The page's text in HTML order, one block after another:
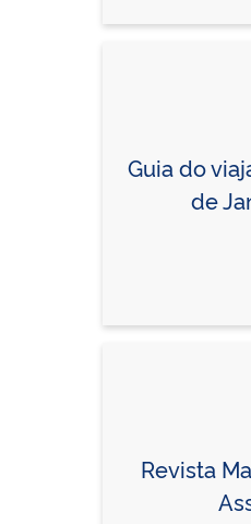
Guia do
de
Revista